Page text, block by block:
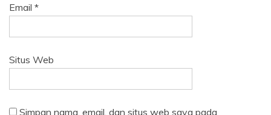
Email *
Situs Web
Simpan nama, email, dan situs web saya pada